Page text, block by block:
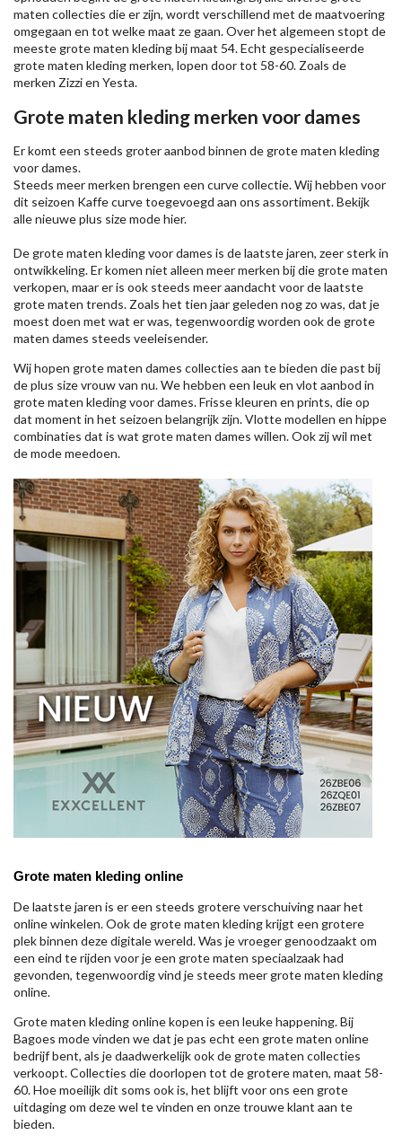
maten collecties die er zijn, wordt verschillend met de maatvoering
omgegaan en tot welke maat ze gaan. Over het algemeen stopt de
meeste grote maten kleding bij maat 54. Echt gespecialiseerde
grote maten kleding merken, lopen door tot 58-60. Zoals de
merken Zizzien Yesta.
Grote maten kleding merken voor dames
Er komt een steeds groter aanbod binnen de grote maten kleding
voor dames.
Steeds meer merken brengen een curve collectie. Wij hebben voor
dit seizoen Kaffecurve toegevoegd aan ons assortiment. Bekijk
alle nieuweplus size modehier.
De grote maten kleding voor dames is de laatste jaren, zeer sterk in
ontwikkeling. Er komen niet alleen meer merken bij die grote maten
verkopen, maar er is ook steeds meer aandacht voor de laatste
grote maten trends. Zoals het tien jaar geleden nog zo was, dat je
moest doen met wat er was, tegenwoordig worden ook de grote
maten dames steeds veeleisender.
Wij hopen grote maten dames collecties aan te bieden die past bij
de plus size vrouw van nu. We hebben een leuk en vlot aanbod in
grote maten kleding voor dames. Frisse kleuren en prints, die op
dat moment in het seizoen belangrijk zijn. Vlotte modellen en hippe
combinaties dat is wat grote maten dames willen. Ook zij wil met
de mode meedoen.
Grote maten kleding online
De laatste jaren is er een steeds grotere verschuiving naar het
online winkelen. Ook de grote maten kleding krijgt een grotere
plek binnen deze digitale wereld. Was je vroeger genoodzaakt om
een eind te rijden voor je een grote maten speciaalzaak had
gevonden, tegenwoordig vind je steeds meer grote maten kleding
online.
Grote maten kleding online kopen is een leuke happening. Bij
Bagoes mode vinden we dat je pas echt een grote maten online
bedrijf bent, als je daadwerkelijk ook de grote maten collecties
verkoopt. Collecties die doorlopen tot de grotere maten, maat 58-
60. Hoe moeilijk dit soms ook is, het blijft voor ons een grote
uitdaging om deze wel te vinden en onze trouwe klant aan te
bieden.